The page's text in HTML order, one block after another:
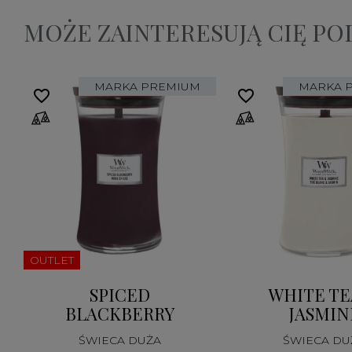
MOŻE ZAINTERESUJĄ CIĘ
MARKA PREMIUM
OUTLET
SPICED
BLACKBERRY
ŚWIECA DUŻA
favorite_border MARKA
WHITE
ŚWIECA
favorite_border